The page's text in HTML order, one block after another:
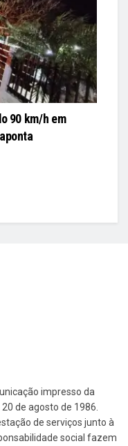
90 km/h em
impresso da
de agosto de 1986.
de serviços junto à
social fazem